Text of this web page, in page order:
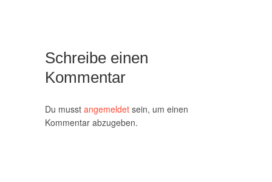
Schreibe einen
Kommentar
Du musst angemeldet sein, um einen
Kommentar abzugeben.